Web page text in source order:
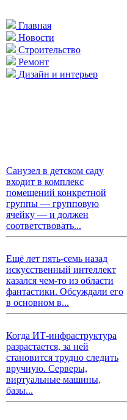
Главная
Новости
Строительство
Ремонт
Дизайн и интерьер
Санузел в детском саду
входит в комплекс
помещений конкретной
группы — групповую
ячейку — и должен
соответствовать...
Ещё лет пять-семь назад
искусственный интеллект
казался чем-то из области
фантастики. Обсуждали его
в основном в...
Когда ИТ-инфраструктура
разрастается, за ней
становится трудно следить
вручную. Серверы,
виртуальные машины,
базы...